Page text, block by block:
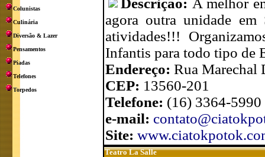
Colunistas
Culinária
Diversão & Lazer
Pensamentos
Piadas
Telefones
Torpedos
Descrição: A melhor
agora outra unidade
atividades!!!
Infantis para todo tipo de
Endereço: Rua Marechal
CEP: 13560-201
Telefone: (16) 3364-
e-mail:
Site:
Teatro La Salle